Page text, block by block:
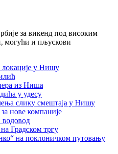
локације у Нишу
из Ниша
у удесу
слику смештаја у Нишу
нове компаније
Градском тргу
на поклоничком путовању